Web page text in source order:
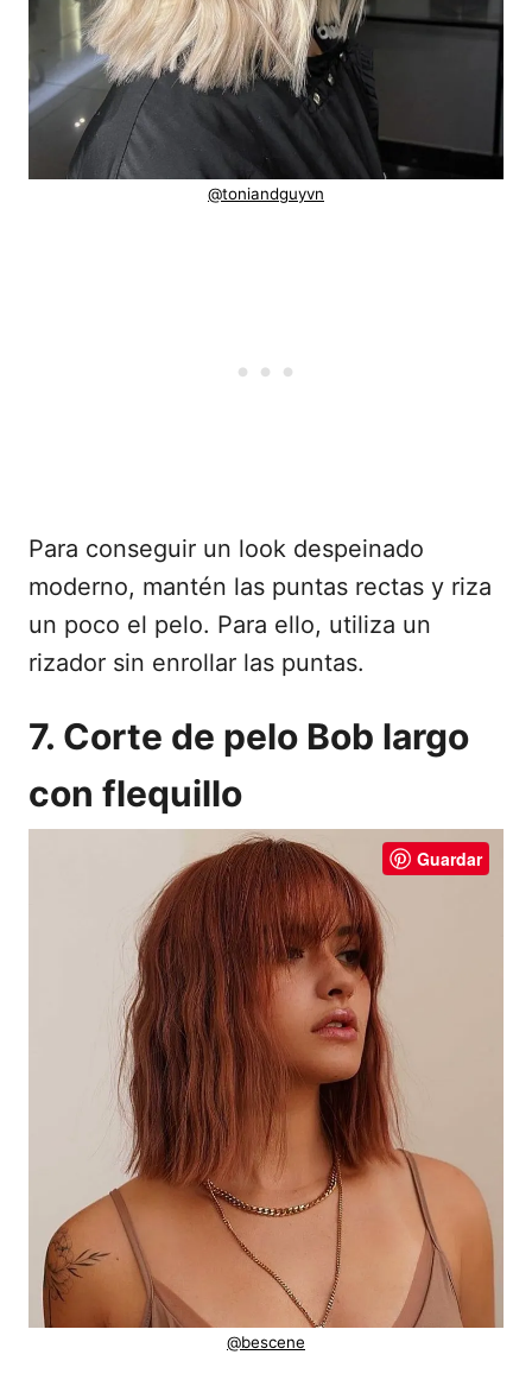
@toniandguyvn
Para conseguir un look despeinado
moderno, mantén las puntas rectas y riza
un poco el pelo. Para ello, utiliza un
rizador sin enrollar las puntas.
7. Corte de pelo Bob largo
con flequillo
Guardar
@bescene